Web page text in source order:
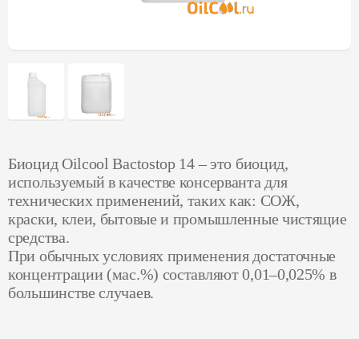
Биоцид Oilcool Bactostop 14 – это биоцид,
используемый в качестве консерванта для
технических применений, таких как: СОЖ,
краски, клеи, бытовые и промышленные чистящие
средства.
При обычных условиях применения достаточные
концентрации (мас.%) составляют 0,01–0,025% в
большинстве случаев.